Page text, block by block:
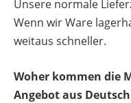
Unsere normale
Wenn wir Ware
weitaus schneller.
Woher kommen die
Angebot aus